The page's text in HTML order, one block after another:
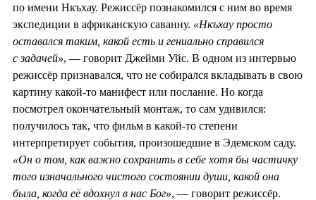
по имени Нкъхау. Режиссёр познакомился с ним во время
экспедиции в африканскую саванну. «Нкъхау просто
оставался таким, какой есть и гениально справился
с задачей», — говорит Джейми Уйс. В одном из интервью
режиссёр признавался, что не собирался вкладывать в свою
картину какой-то манифест или послание. Но когда
посмотрел окончательный монтаж, то сам удивился:
получилось так, что фильм в какой-то степени
интерпретирует события, произошедшие в Эдемском саду.
«Он о том, как важно сохранить в себе хотя бы частичку
того изначального чистого состоянии души, какой она
была, когда её вдохнул в нас Бог», — говорит режиссёр.